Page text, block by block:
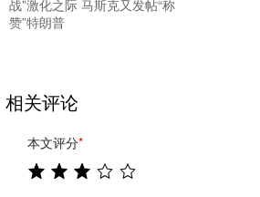
战”激化之际 马斯克又发帖“称
赞”特朗普
相关评论
本文评分*